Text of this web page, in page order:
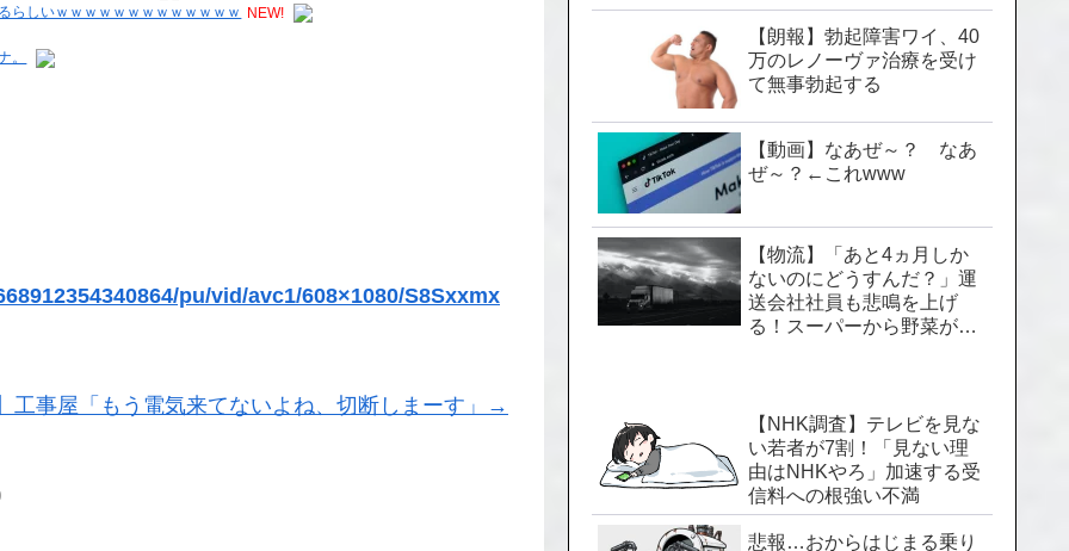
らしいｗｗｗｗｗｗｗｗｗｗｗｗｗ NEW!
。
pu/vid/avc1/608×1080/S8Sxxmx
工事屋「もう電気来てないよね、切断しまーす」→
【朗報】勃起障害ワイ、40
万のレノーヴァ治療を受け
て無事勃起する
【動画】なあぜ～？ なあ
ぜ～？←これwww
【物流】「あと4ヵ月しか
ないのにどうすんだ？」運
送会社社員も悲鳴を上げ
る！スーパーから野菜が消
【NHK調査】テレビを見な
い若者が7割！「見ない理
由はNHKやろ」加速する受
信料への根強い不満
悲報…おからはじまる乗り